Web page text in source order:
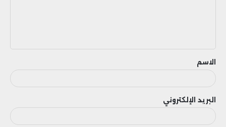
ق
الاسم
البريد الإلكتروني